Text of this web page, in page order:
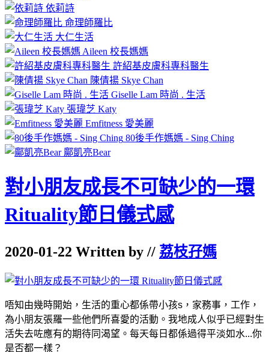
依莉詩
命理師羅比
大仁生活
Aileen 校長媽媽
許紹基皮膚科專科醫生
陳倩揚 Skye Chan
Giselle Lam 時尚 . 生活
張瑋芝 Katy
Emfitness 愛美麗
80後手作媽媽 - Sing Ching
鄺凱亮Bear
對小朋友成長不可缺少的一環
Rituality節日儀式感
2020-01-22 Written by // 荔枝孖媽
唔知由幾時開始，生活的重心都係帶小孩s，家務事，工作，
為小朋友張羅一些他們所喜愛的活動。我地成人似乎已經對生
活失去咗應有的期待同渴望。每天每日都係過得平淡如水...你
是否都一樣？